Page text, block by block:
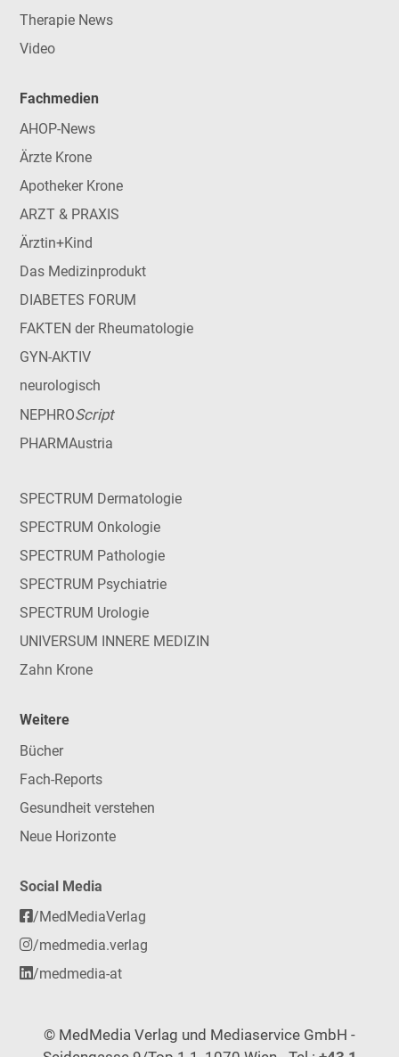
Therapie News
Video
Fachmedien
AHOP-News
Ärzte Krone
Apotheker Krone
ARZT & PRAXIS
Ärztin+Kind
Das Medizinprodukt
DIABETES FORUM
FAKTEN der Rheumatologie
GYN-AKTIV
neurologisch
NEPHROScript
PHARMAustria
SPECTRUM Dermatologie
SPECTRUM Onkologie
SPECTRUM Pathologie
SPECTRUM Psychiatrie
SPECTRUM Urologie
UNIVERSUM INNERE MEDIZIN
Zahn Krone
Weitere
Bücher
Fach-Reports
Gesundheit verstehen
Neue Horizonte
Social Media
/MedMediaVerlag
/medmedia.verlag
/medmedia-at
© MedMedia Verlag und Mediaservice GmbH -